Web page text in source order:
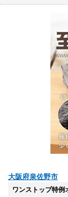
大阪府泉佐野市
ワンストップ特例